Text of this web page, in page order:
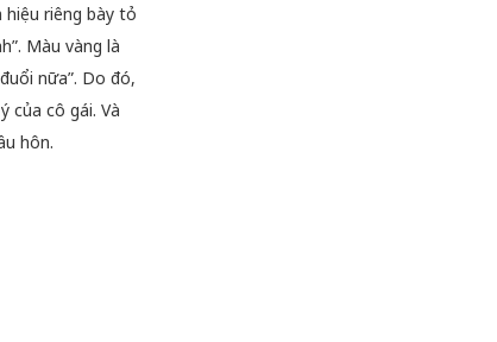
riêng bày tỏ
Màu vàng là
nữa”. Do đó,
của cô gái. Và
hôn.